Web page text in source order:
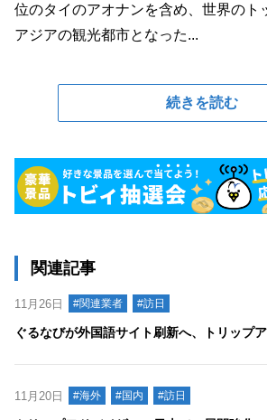
位のタイのアオナンを含め、世界のト
アジアの観光都市となった...
続きを読む
関連記事
11月26日 #関連業者 #訪日
ぐるなびが外国語サイト刷新へ、トリップ
11月20日 #海外 #国内 #訪日